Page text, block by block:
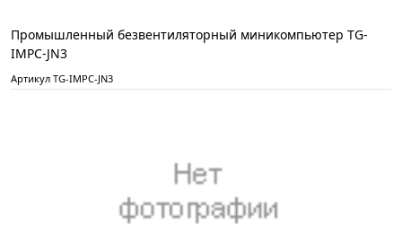
Промышленный безвентиляторный миникомпьютер TG-
IMPC-JN3
Артикул TG-IMPC-JN3